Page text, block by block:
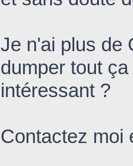
Je n'ai plus de
dumper tout
intéressant ?
Contactez moi